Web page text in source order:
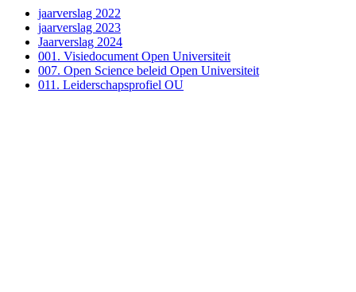
jaarverslag 2022
jaarverslag 2023
Jaarverslag 2024
001. Visiedocument Open Universiteit
007. Open Science beleid Open Universiteit
011. Leiderschapsprofiel OU